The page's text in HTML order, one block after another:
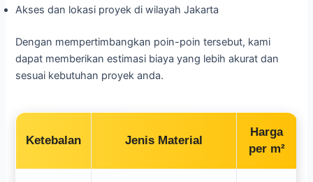
Akses dan lokasi proyek di wilayah Jakarta
Dengan mempertimbangkan poin-poin tersebut, kami
dapat memberikan estimasi biaya yang lebih akurat dan
sesuai kebutuhan proyek anda.
Ketebalan Jenis Material
Harga
per m²